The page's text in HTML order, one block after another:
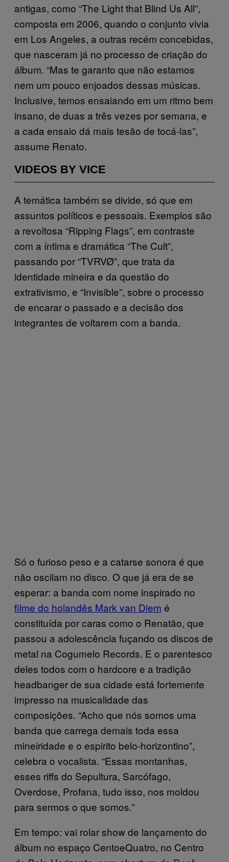
antigas, como “The Light that Blind Us All”,
composta em 2006, quando o conjunto vivia
em Los Angeles, a outras recém concebidas,
que nasceram já no processo de criação do
álbum. “Mas te garanto que não estamos
nem um pouco enjoados dessas músicas.
Inclusive, temos ensaiando em um ritmo bem
insano, de duas a três vezes por semana, e
a cada ensaio dá mais tesão de tocá-las”,
assume Renato.
VIDEOS BY VICE
A temática também se divide, só que em
assuntos políticos e pessoais. Exemplos são
a revoltosa “Ripping Flags”, em contraste
com a íntima e dramática “The Cult”,
passando por “TVRVØ”, que trata da
identidade mineira e da questão do
extrativismo, e “Invisible”, sobre o processo
de encarar o passado e a decisão dos
integrantes de voltarem com a banda.
Só o furioso peso e a catarse sonora é que
não oscilam no disco. O que já era de se
esperar: a banda com nome inspirado no
filme do holandês Mark van Diem é
constituída por caras como o Renatão, que
passou a adolescência fuçando os discos de
metal na Cogumelo Records. E o parentesco
deles todos com o hardcore e a tradição
headbanger de sua cidade está fortemente
impresso na musicalidade das
composições. “Acho que nós somos uma
banda que carrega demais toda essa
mineiridade e o espirito belo-horizontino”,
celebra o vocalista. “Essas montanhas,
esses riffs do Sepultura, Sarcófago,
Overdose, Profana, tudo isso, nos moldou
para sermos o que somos.”
Em tempo: vai rolar show de lançamento do
álbum no espaço CentoeQuatro, no Centro